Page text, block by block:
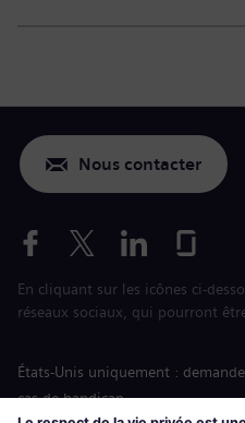
Nous contacter
En cliquant sur les icônes ci-
réseaux sociaux, qui pourront
États-Unis uniquement :
cas de handicap